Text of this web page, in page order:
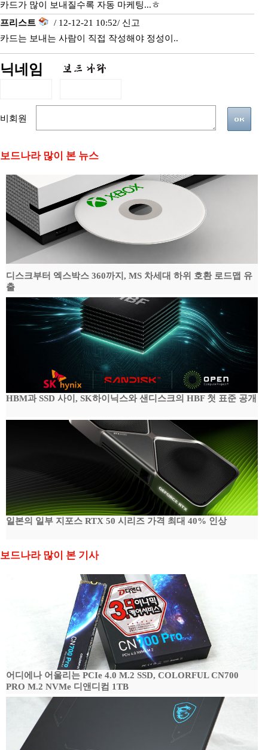
카드가 많이 보내질수록 자동 마케팅...ㅎ
프리스트
/ 12-12-21 10:52/ 신고
카드는 보내는 사람이 직접 작성해야 정성이..
닉네임
비회원
보드나라 많이 본 뉴스
디스크부터 엑스박스 360까지, MS 차세대 하위 호환 로드맵 유
출
HBM과 SSD 사이, SK하이닉스와 샌디스크의 HBF 첫 표준 공개
일본의 일부 지포스 RTX 50 시리즈 가격 최대 40% 인상
보드나라 많이 본 기사
어디에나 어울리는 PCIe 4.0 M.2 SSD, COLORFUL CN700
PRO M.2 NVMe 디앤디컴 1TB